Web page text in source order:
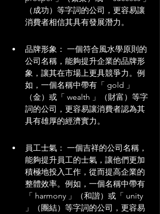
（成功）等字詞的公司，更容易讓
消費者相信其具有發展潛力。
品牌形象： 一個符合風水學原則的
公司名稱，能夠提升企業的品牌形
象，讓其在市場上更具競爭力。例
如，一個名稱中帶有「 gold 」
（金）或「 wealth 」（財富）等字
詞的公司，更容易讓消費者認為其
具有雄厚的經濟實力。
員工士氣： 一個吉祥的公司名稱，
能夠提升員工的士氣，讓他們更加
積極地投入工作，從而提高企業的
整體效率。例如，一個名稱中帶有
「 harmony 」（和諧）或「 unity
」（團結）等字詞的公司，更容易